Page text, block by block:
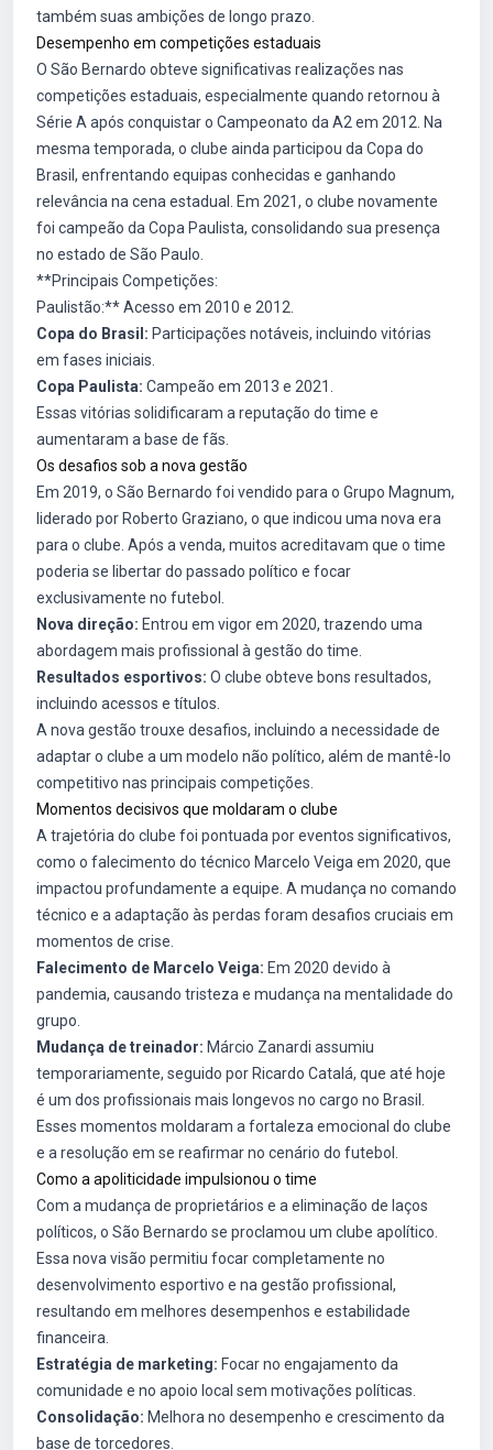
também suas ambições de longo prazo.
Desempenho em competições estaduais
O São Bernardo obteve significativas realizações nas
competições estaduais, especialmente quando retornou à
Série A após conquistar o Campeonato da A2 em 2012. Na
mesma temporada, o clube ainda participou da Copa do
Brasil, enfrentando equipas conhecidas e ganhando
relevância na cena estadual. Em 2021, o clube novamente
foi campeão da Copa Paulista, consolidando sua presença
no estado de São Paulo.
**Principais Competições:
Paulistão:** Acesso em 2010 e 2012.
Copa do Brasil: Participações notáveis, incluindo vitórias
em fases iniciais.
Copa Paulista: Campeão em 2013 e 2021.
Essas vitórias solidificaram a reputação do time e
aumentaram a base de fãs.
Os desafios sob a nova gestão
Em 2019, o São Bernardo foi vendido para o Grupo Magnum,
liderado por Roberto Graziano, o que indicou uma nova era
para o clube. Após a venda, muitos acreditavam que o time
poderia se libertar do passado político e focar
exclusivamente no futebol.
Nova direção: Entrou em vigor em 2020, trazendo uma
abordagem mais profissional à gestão do time.
Resultados esportivos: O clube obteve bons resultados,
incluindo acessos e títulos.
A nova gestão trouxe desafios, incluindo a necessidade de
adaptar o clube a um modelo não político, além de mantê-lo
competitivo nas principais competições.
Momentos decisivos que moldaram o clube
A trajetória do clube foi pontuada por eventos significativos,
como o falecimento do técnico Marcelo Veiga em 2020, que
impactou profundamente a equipe. A mudança no comando
técnico e a adaptação às perdas foram desafios cruciais em
momentos de crise.
Falecimento de Marcelo Veiga: Em 2020 devido à
pandemia, causando tristeza e mudança na mentalidade do
grupo.
Mudança de treinador: Márcio Zanardi assumiu
temporariamente, seguido por Ricardo Catalá, que até hoje
é um dos profissionais mais longevos no cargo no Brasil.
Esses momentos moldaram a fortaleza emocional do clube
e a resolução em se reafirmar no cenário do futebol.
Como a apoliticidade impulsionou o time
Com a mudança de proprietários e a eliminação de laços
políticos, o São Bernardo se proclamou um clube apolítico.
Essa nova visão permitiu focar completamente no
desenvolvimento esportivo e na gestão profissional,
resultando em melhores desempenhos e estabilidade
financeira.
Estratégia de marketing: Focar no engajamento da
comunidade e no apoio local sem motivações políticas.
Consolidação: Melhora no desempenho e crescimento da
base de torcedores.